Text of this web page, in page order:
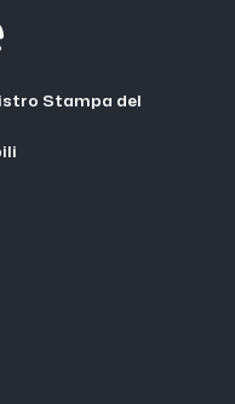
Stampa del